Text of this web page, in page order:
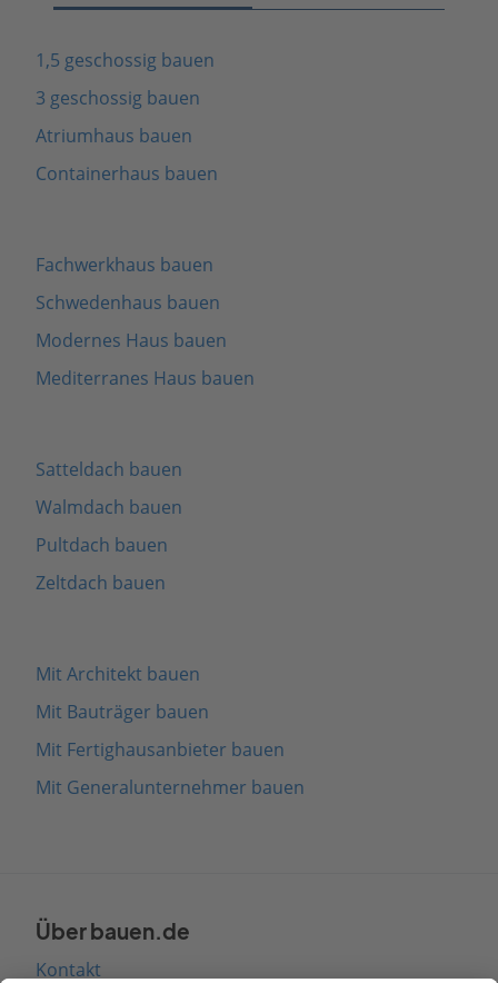
1,5 geschossig bauen
3 geschossig bauen
Atriumhaus bauen
Containerhaus bauen
Fachwerkhaus bauen
Schwedenhaus bauen
Modernes Haus bauen
Mediterranes Haus bauen
Satteldach bauen
Walmdach bauen
Pultdach bauen
Zeltdach bauen
Mit Architekt bauen
Mit Bauträger bauen
Mit Fertighausanbieter bauen
Mit Generalunternehmer bauen
Über bauen.de
Kontakt